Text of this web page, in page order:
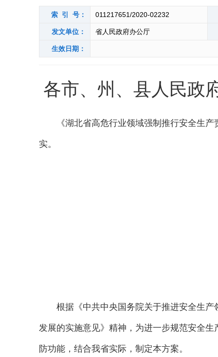
索 引 号： 011217651/2020-02232
发文单位： 省人民政府办公厅
生效日期：
各市、州、县人民政
《湖北省高危行业领域强制推行安全生
实。
根据《中共中央国务院关于推进安全生
发展的实施意见》精神，为进一步规范安全
防功能，结合我省实际，制定本方案。